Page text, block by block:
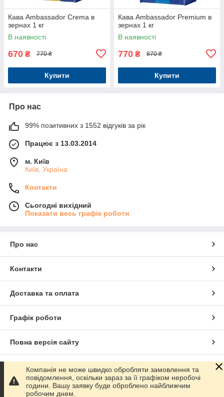
Кава Ambassador Crema в
зернах 1 кг
В наявності
670 ₴ 770 ₴
Купити
Кава Ambassador Premium в
зернах 1 кг
В наявності
770 ₴ 870 ₴
Купити
Про нас
99% позитивних з 1552 відгуків за рік
Працює з 13.03.2014
м. Київ
Київ, Україна
Контакти
Сьогодні вихідний
Показати весь графік роботи
Про нас
Контакти
Доставка та оплата
Графік роботи
Повна версія сайту
Сайт створено на маркетплейсі Prom.ua
Політика конфіденційності
Компанія не може швидко обробляти замовлення та
повідомлення, оскільки зараз за її графіком неробочі
години. Вашу заявку буде оброблено найближчим
робочим днем.